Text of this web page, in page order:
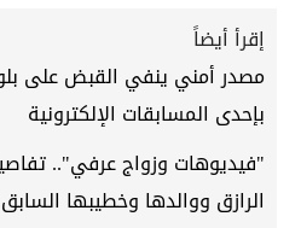
إقرأ أيضاً
مصدر أمني ينفي القبض على
بإحدى المسابقات الإلكترونية
"فيديوهات وزواج عرفي"..
الرازق ووالدها وخطيبها